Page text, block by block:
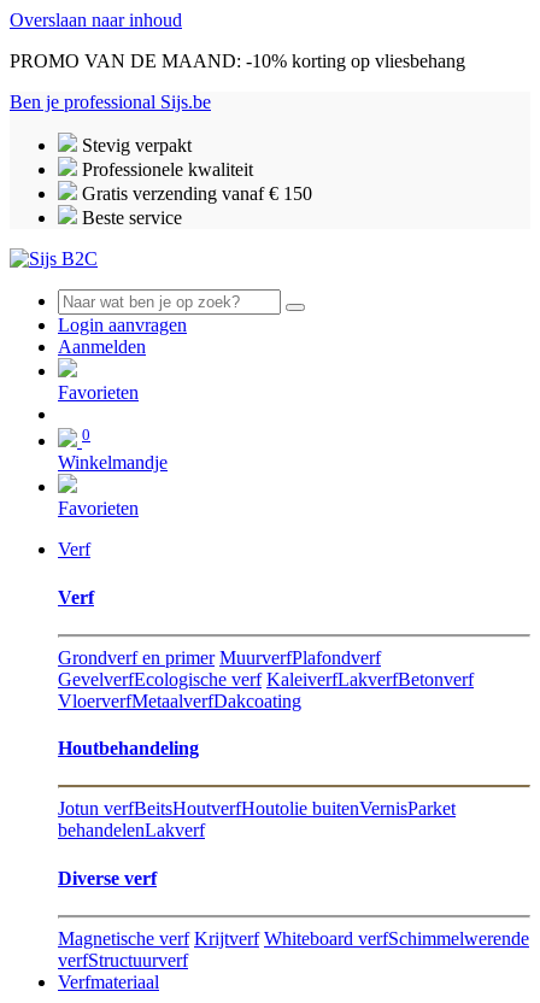
Overslaan naar inhoud
PROMO VAN DE MAAND: -10% korting op vliesbehang
Ben je professional Sijs.be
Stevig verpakt
Professionele kwaliteit
Gratis verzending vanaf € 150
Beste service
Login aanvragen
Aanmelden
Favorieten
0
Winkelmandje
Favorieten
Verf
Verf
Grondverf en primer MuurverfPlafondverf
GevelverfEcologische verf KaleiverfLakverfBetonverf
VloerverfMetaalverfDakcoating
Hout​behandeling
Jotun verfBeitsHoutverfHoutolie buitenVernisParket
behandelenLakverf
Diverse verf
Magnetische verf Krijtverf Whiteboard verfSchimmelwerende
verfStructuurverf
Verfmateriaal